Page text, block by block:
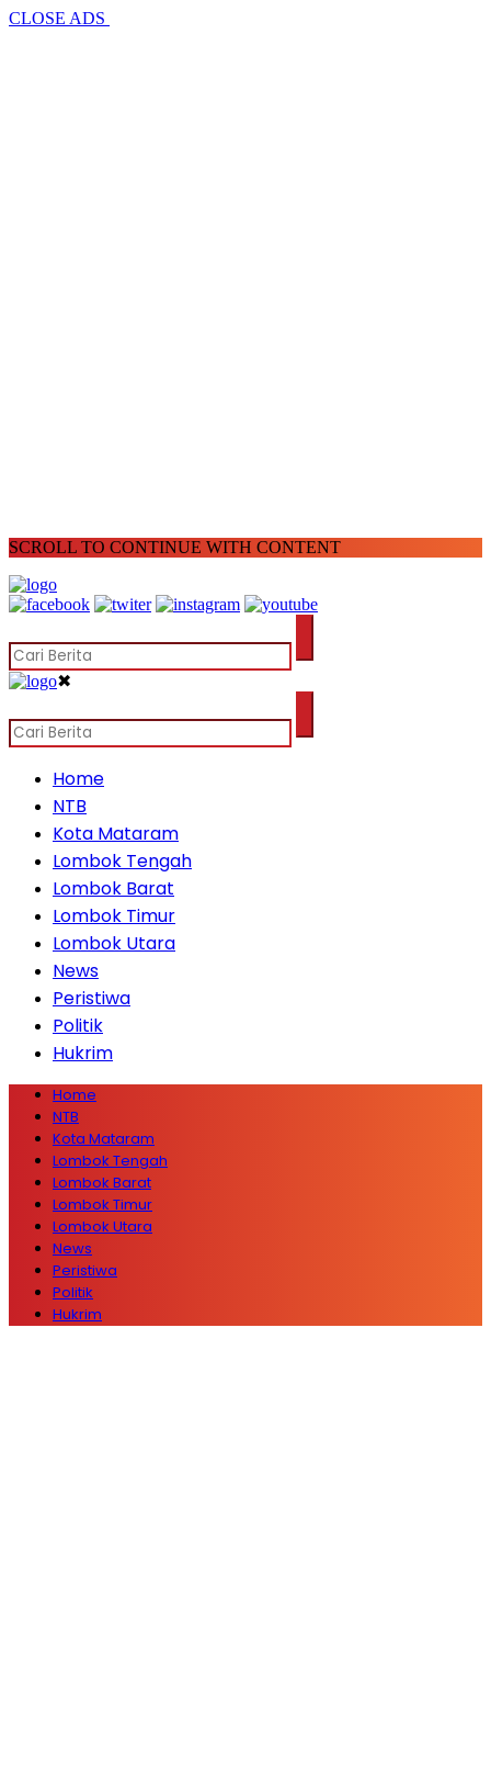
CLOSE ADS
SCROLL TO CONTINUE WITH CONTENT
✖
Home
NTB
Kota Mataram
Lombok Tengah
Lombok Barat
Lombok Timur
Lombok Utara
News
Peristiwa
Politik
Hukrim
Home
NTB
Kota Mataram
Lombok Tengah
Lombok Barat
Lombok Timur
Lombok Utara
News
Peristiwa
Politik
Hukrim